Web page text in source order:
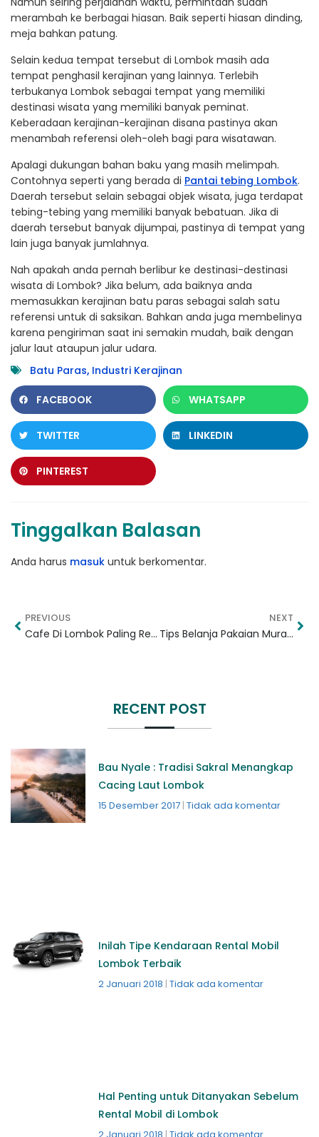
merambah ke berbagai hiasan. Baik seperti hiasan dinding,
meja bahkan patung.
Selain kedua tempat tersebut di Lombok masih ada
tempat penghasil kerajinan yang lainnya. Terlebih
terbukanya Lombok sebagai tempat yang memiliki
destinasi wisata yang memiliki banyak peminat.
Keberadaan kerajinan-kerajinan disana pastinya akan
menambah referensi oleh-oleh bagi para wisatawan.
Apalagi dukungan bahan baku yang masih melimpah.
Contohnya seperti yang berada di Pantai tebing Lombok.
Daerah tersebut selain sebagai objek wisata, juga terdapat
tebing-tebing yang memiliki banyak bebatuan. Jika di
daerah tersebut banyak dijumpai, pastinya di tempat yang
lain juga banyak jumlahnya.
Nah apakah anda pernah berlibur ke destinasi-destinasi
wisata di Lombok? Jika belum, ada baiknya anda
memasukkan kerajinan batu paras sebagai salah satu
referensi untuk di saksikan. Bahkan anda juga membelinya
karena pengiriman saat ini semakin mudah, baik dengan
jalur laut ataupun jalur udara.
Batu Paras, Industri Kerajinan
FACEBOOK WHATSAPP
TWITTER LINKEDIN
PINTEREST
Tinggalkan Balasan
Anda harus masuk untuk berkomentar.
PREVIOUS
Cafe Di Lombok Paling Recomended Tahun 2022
NEXT
Tips Belanja Pakaian Murah Di Lombok Untuk Oleh-oleh
RECENT POST
Bau Nyale : Tradisi Sakral Menangkap
Cacing Laut Lombok
15 Desember 2017 Tidak ada komentar
Inilah Tipe Kendaraan Rental Mobil
Lombok Terbaik
2 Januari 2018 Tidak ada komentar
Hal Penting untuk Ditanyakan Sebelum
Rental Mobil di Lombok